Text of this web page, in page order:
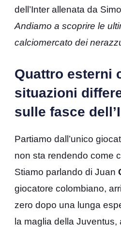
dell’Inter allenata da
Andiamo a scoprire le
calciomercato dei
Quattro esterni
situazioni
sulle fasce
Partiamo dall’unico
non sta rendendo come
Stiamo parlando di Juan
giocatore colombiano,
zero dopo una lunga
la maglia della